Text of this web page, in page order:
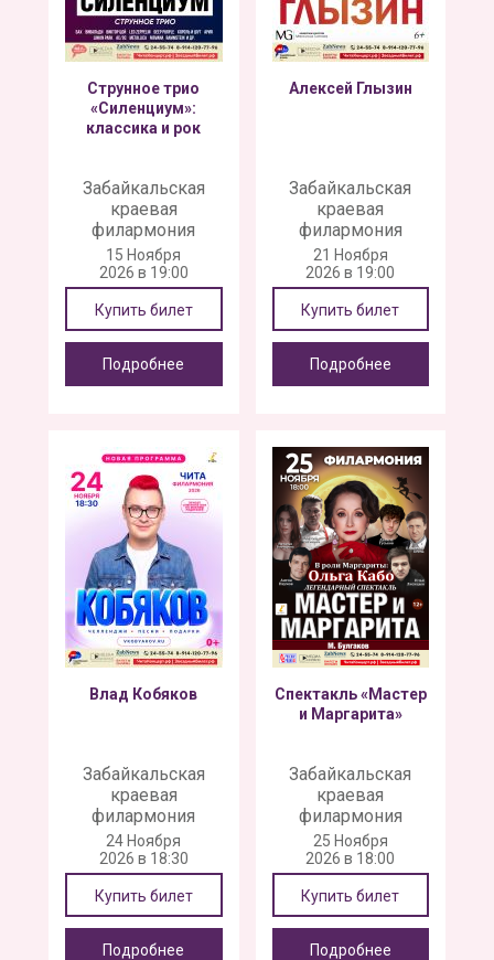
Струнное трио
«Силенциум»:
классика и рок
Забайкальская
краевая
филармония
15 Ноября
2026 в 19:00
Купить билет
Подробнее
Алексей Глызин
Забайкальская
краевая
филармония
21 Ноября
2026 в 19:00
Купить билет
Подробнее
Влад Кобяков
Забайкальская
краевая
филармония
24 Ноября
2026 в 18:30
Купить билет
Подробнее
Спектакль «Мастер
и Маргарита»
Забайкальская
краевая
филармония
25 Ноября
2026 в 18:00
Купить билет
Подробнее